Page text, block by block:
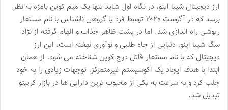
ارز دیجیتال شیبا اینو، در نگاه اول شاید تنها یک میم کوین بامزه به نظر
برسد که در آگوست ۲۰۲۰ توسط فرد یا گروهی ناشناس با نام مستعار
ریوشی راه اندازی شد. اما در پشت ظاهر جذاب و الهام گرفته از نژاد
سگ شیبا اینو، دنیایی از جاه طلبی و نوآوری نهفته است. این ارز
دیجیتال که با نام مستعار قاتل دوج کوین شناخته می شود، از همان
ابتدا با هدف ایجاد یک اکوسیستم غیرمتمرکز، توجهات زیادی را به خود
جلب کرد و به سرعت به یکی از محبوب ترین دارایی ها در بازار کریپتو
تبدیل شد.